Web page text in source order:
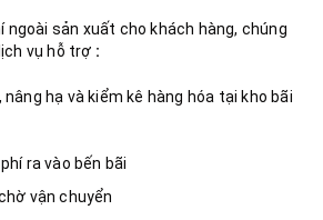
ngoài sản xuất cho khách hàng, chúng
vụ hỗ trợ :
nâng hạ và kiểm kê hàng hóa tại kho bãi
ra vào bến bãi
vận chuyển